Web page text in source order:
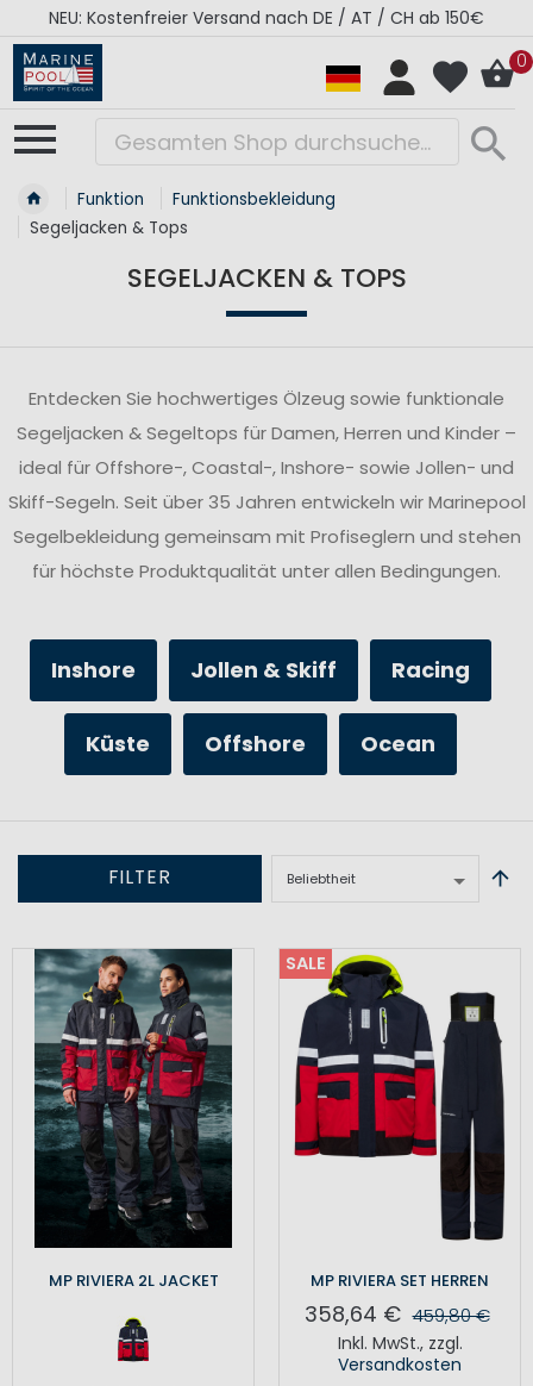
RÉGATES ROYALES Kollektion - Super Sale
0
Funktion
Funktionsbekleidung
Segeljacken & Tops
SEGELJACKEN & TOPS
Entdecken Sie hochwertiges Ölzeug sowie funktionale
Segeljacken & Segeltops für Damen, Herren und Kinder –
ideal für Offshore-, Coastal-, Inshore- sowie Jollen- und
Skiff-Segeln. Seit über 35 Jahren entwickeln wir Marinepool
Segelbekleidung gemeinsam mit Profiseglern und stehen
für höchste Produktqualität unter allen Bedingungen.
Inshore Jollen & Skiff Racing
Küste Offshore Ocean
FILTER
MP RIVIERA 2L JACKET
SALE
MP RIVIERA SET HERREN
358,64 € 459,80 €
Inkl. MwSt., zzgl.
Versandkosten